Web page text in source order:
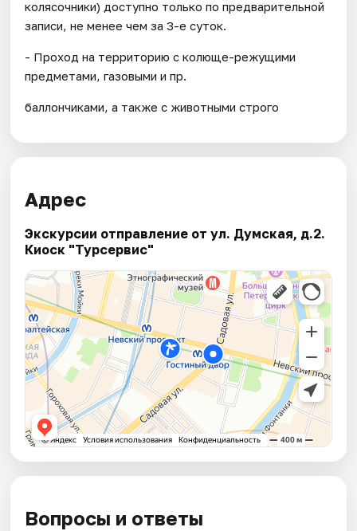
колясочники) доступно только по предварительной
записи, не менее чем за 3-е суток.
- Проход на территорию с колюще-режущими
предметами, газовыми и пр.
баллончиками, а также с животными строго
Адрес
Экскурсии отправление от ул. Думская, д.2.
Киоск "Турсервис"
Вопросы и ответы